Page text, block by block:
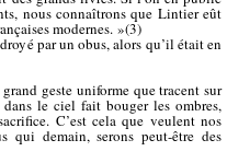
nous connaîtrons que Lintier eût
modernes. »(3)
par un obus, alors qu’il était en
geste uniforme que tracent sur
le ciel fait bouger les ombres,
C’est cela que veulent nos
qui demain, serons peut-être des